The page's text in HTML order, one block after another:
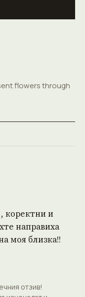
flowers through
коректни и
направиха
моя близка!!
отзив!